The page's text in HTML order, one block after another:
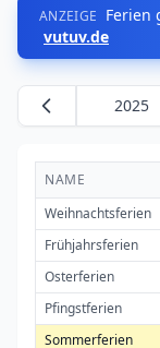
ANZEIGE Ferien
vutuv.de
2025
NAME
Weihnachtsferien
Frühjahrsferien
Osterferien
Pfingstferien
Sommerferien